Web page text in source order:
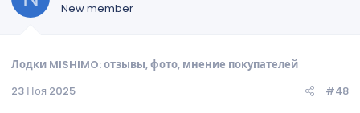
New member
Лодки MISHIMO: отзывы, фото, мнение покупателей
23 Ноя 2025
#48